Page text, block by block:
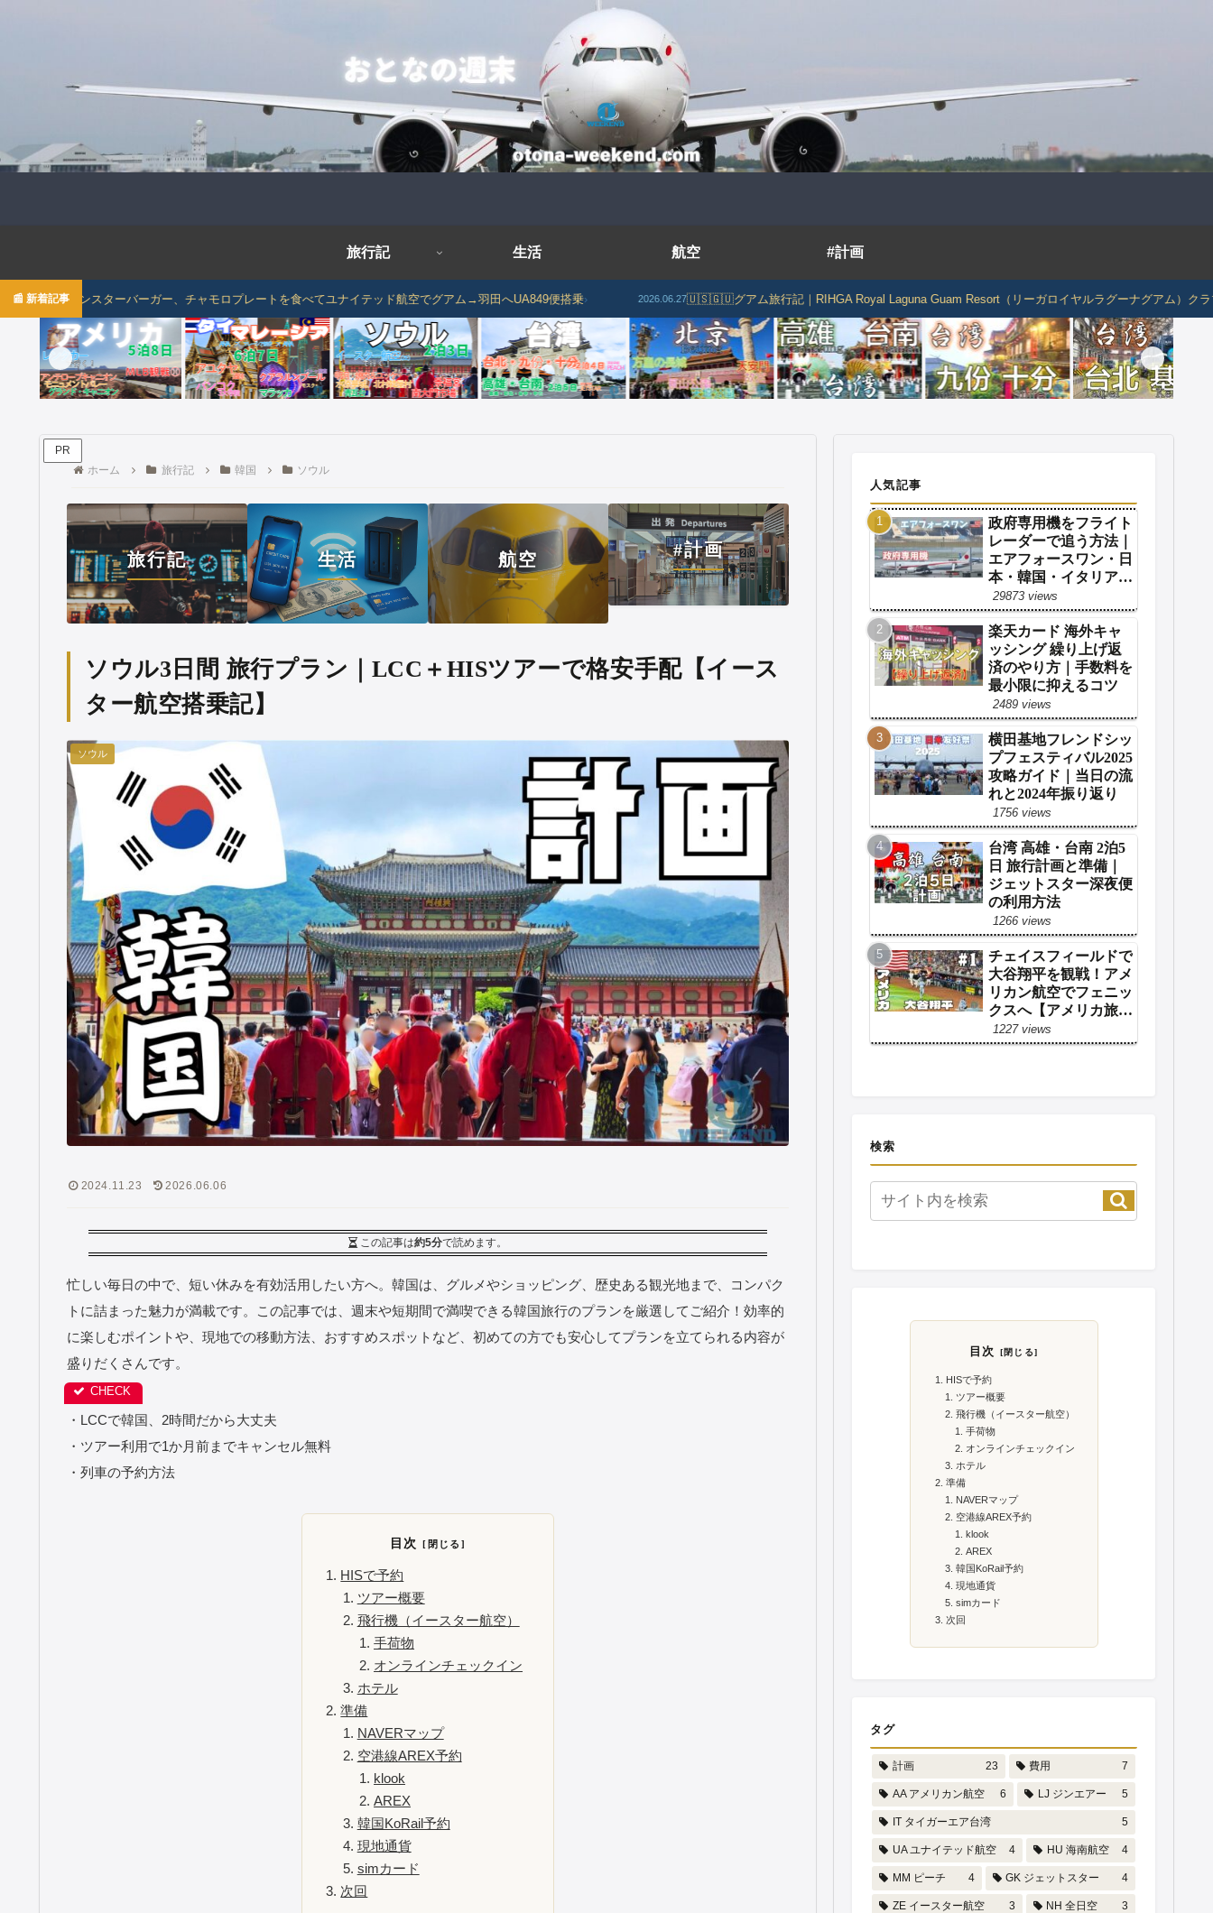
旅行記 生活 航空 #計画
📰 新着記事
スターバーガー、チャモロプレートを食べてユナイテッド航空でグアム→羽田へUA849便搭乗› 2026.06.27 🇺🇸🇬🇺グアム旅行記｜RIHGA Royal Laguna Guam Resort（リーガロイヤルラグーナグアム）クラブラウンジ
PR
ホーム
旅行記 韓国 ソウル
旅行記 生活 航空 #計画
ソウル3日間 旅行プラン｜LCC＋HISツアーで格安手配【イース
ター航空搭乗記】
ソウル
2024.11.23 2026.06.06
この記事は約5分で読めます。
忙しい毎日の中で、短い休みを有効活用したい方へ。韓国は、グルメやショッピング、歴史ある観光地まで、コンパク
トに詰まった魅力が満載です。この記事では、週末や短期間で満喫できる韓国旅行のプランを厳選してご紹介！効率的
に楽しむポイントや、現地での移動方法、おすすめスポットなど、初めての方でも安心してプランを立てられる内容が
盛りだくさんです。
・LCCで韓国、2時間だから大丈夫
・ツアー利用で1か月前までキャンセル無料
・列車の予約方法
目次
HISで予約
ツアー概要
飛行機（イースター航空）
手荷物
オンラインチェックイン
ホテル
準備
NAVERマップ
空港線AREX予約
klook
AREX
韓国KoRail予約
現地通貨
simカード
次回
人気記事
政府専用機をフライト
レーダーで追う方法｜
エアフォースワン・日
本・韓国・イタリア・
フランス対応【2026年
版】
29873 views
楽天カード 海外キャ
ッシング 繰り上げ返
済のやり方｜手数料を
最小限に抑えるコツ
2489 views
横田基地フレンドシッ
プフェスティバル2025
攻略ガイド｜当日の流
れと2024年振り返り
1756 views
台湾 高雄・台南 2泊5
日 旅行計画と準備｜
ジェットスター深夜便
の利用方法
1266 views
チェイスフィールドで
大谷翔平を観戦！アメ
リカン航空でフェニッ
クスへ【アメリカ旅行
1日目】
1227 views
検索
目次
HISで予約
ツアー概要
飛行機（イースター航空）
手荷物
オンラインチェックイン
ホテル
準備
NAVERマップ
空港線AREX予約
klook
AREX
韓国KoRail予約
現地通貨
simカード
次回
タグ
計画 23 費用 7
AA アメリカン航空 6 LJ ジンエアー 5
IT タイガーエア台湾 5
UA ユナイテッド航空 4 HU 海南航空 4
MM ピーチ 4 GK ジェットスター 4
ZE イースター航空 3 NH 全日空 3